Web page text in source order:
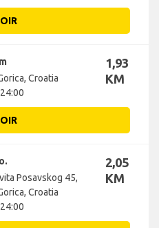
Croatia
1,93
KM
Posavskog 45,
Croatia
2,05
KM